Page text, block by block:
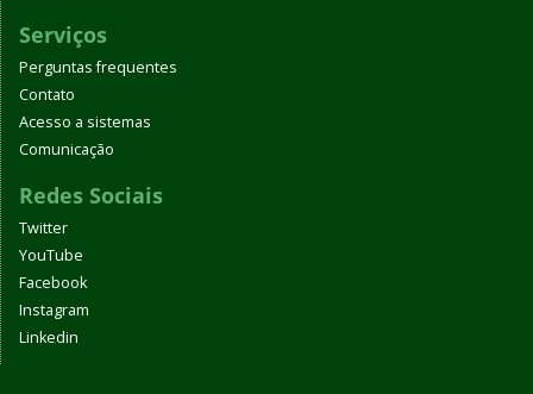
Serviços
Perguntas frequentes
Contato
Acesso a sistemas
Comunicação
Redes Sociais
Twitter
YouTube
Facebook
Instagram
Linkedin